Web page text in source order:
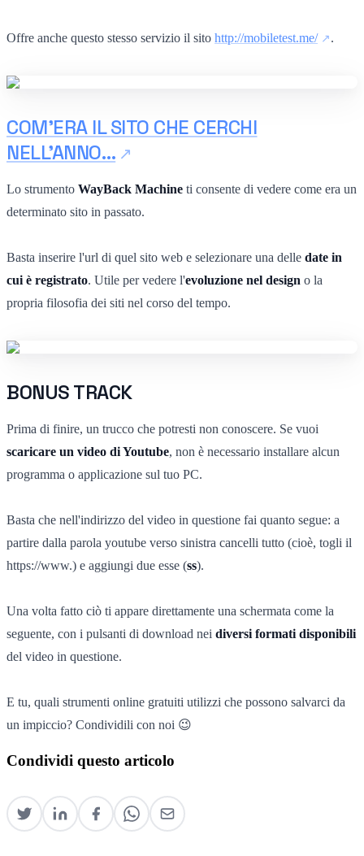
Offre anche questo stesso servizio il sito http://mobiletest.me/ .
COM'ERA IL SITO CHE CERCHI
NELL'ANNO…
Lo strumento WayBack Machine ti consente di vedere come era un
determinato sito in passato.
Basta inserire l'url di quel sito web e selezionare una delle date in
cui è registrato. Utile per vedere l'evoluzione nel design o la
propria filosofia dei siti nel corso del tempo.
BONUS TRACK
Prima di finire, un trucco che potresti non conoscere. Se vuoi
scaricare un video di Youtube, non è necessario installare alcun
programma o applicazione sul tuo PC.
Basta che nell'indirizzo del video in questione fai quanto segue: a
partire dalla parola youtube verso sinistra cancelli tutto (cioè, togli il
https://www.) e aggiungi due esse (ss).
Una volta fatto ciò ti appare direttamente una schermata come la
seguente, con i pulsanti di download nei diversi formati disponibili
del video in questione.
E tu, quali strumenti online gratuiti utilizzi che possono salvarci da
un impiccio? Condividili con noi 😉
Condividi questo articolo